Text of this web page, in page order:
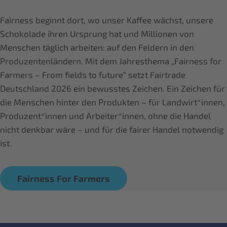
Fairness beginnt dort, wo unser Kaffee wächst, unsere
Schokolade ihren Ursprung hat und Millionen von
Menschen täglich arbeiten: auf den Feldern in den
Produzentenländern. Mit dem Jahresthema „Fairness for
Farmers – From fields to future“ setzt Fairtrade
Deutschland 2026 ein bewusstes Zeichen. Ein Zeichen für
die Menschen hinter den Produkten – für Landwirt*innen,
Produzent*innen und Arbeiter*innen, ohne die Handel
nicht denkbar wäre – und für die fairer Handel notwendig
ist.
Fairness For Farmers